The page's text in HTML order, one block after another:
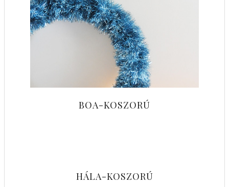
BOA-KOSZORÚ
HÁLA-KOSZORÚ